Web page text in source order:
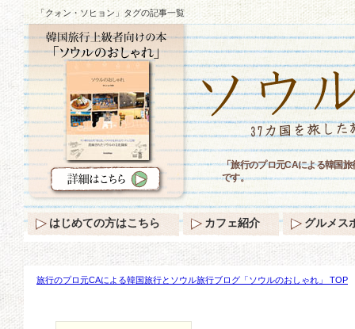
「クォン・ソヒョン」タグの記事一覧
旅行のプロ元CAによる韓国旅行とソウル旅行ブログ「ソウルのおしゃれ」 TOP
「旅行のプロ元CAによる韓国
です。
はじめての方はこちら カフェ紹介 グルメス